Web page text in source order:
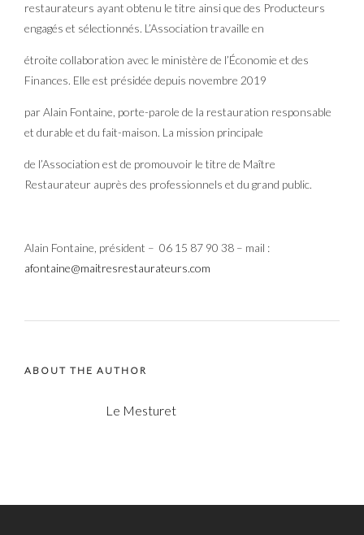
restaurateurs ayant obtenu le titre ainsi que des Producteurs
engagés et sélectionnés. L’Association travaille en
étroite collaboration avec le ministère de l’Économie et des
Finances. Elle est présidée depuis novembre 2019
par Alain Fontaine, porte-parole de la restauration responsable
et durable et du fait-maison. La mission principale
de l’Association est de promouvoir le titre de Maître
Restaurateur auprès des professionnels et du grand public.
Alain Fontaine, président – 06 15 87 90 38 – mail :
afontaine@maitresrestaurateurs.com
ABOUT THE AUTHOR
Le Mesturet